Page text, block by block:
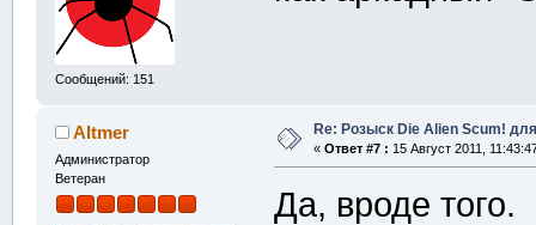
Сообщений: 151
Altmer
Администратор
Ветеран
Re: Розыск Die Alien Scum!
« Ответ #7 : 15 Август 2011,
Да, вроде того.